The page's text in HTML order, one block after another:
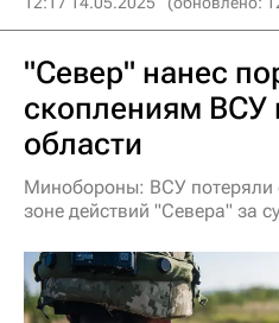
"Север" нанес
скоплениям ВСУ
области
Минобороны: ВСУ потеряли
зоне действий "Севера" за